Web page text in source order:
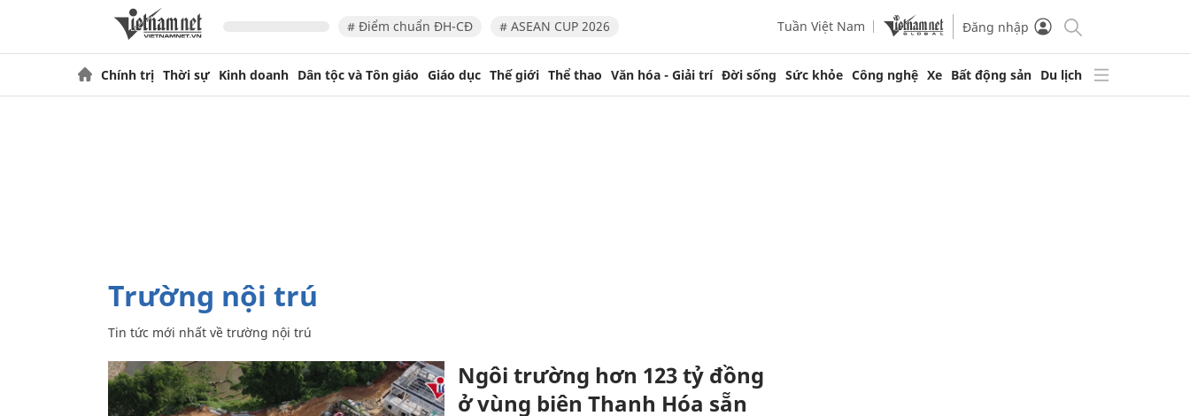
# Điểm chuẩn ĐH-CĐ # ASEAN CUP 2026 Tuần Việt Nam Đăng nhập
Chính trị Thời sự Kinh doanh Dân tộc và Tôn giáo Giáo dục Thế giới Thể thao Văn hóa - Giải trí Đời sống Sức khỏe Công nghệ Xe Bất động sản Du lịch
trường nội trú
Tin tức mới nhất về trường nội trú
Ngôi trường hơn 123 tỷ đồng
ở vùng biên Thanh Hóa sẵn